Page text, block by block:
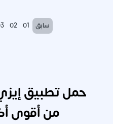
سابق 01
02
حمل تطبيق
من أقوى